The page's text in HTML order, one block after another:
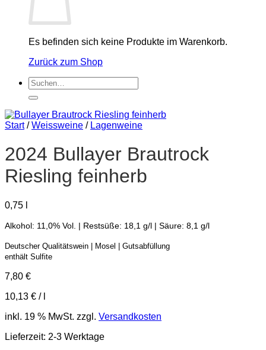
Es befinden sich keine Produkte im Warenkorb.
Zurück zum Shop
Suchen
nach:
Start / Weissweine / Lagenweine
2024 Bullayer Brautrock
Riesling feinherb
0,75
Alkohol: 11,0% Vol. | Restsüße: 18,1 g/l | Säure: 8,1 g/l
Deutscher Qualitätswein | Mosel | Gutsabfüllung
enthält Sulfite
7,80 €
10,13 € /
inkl. 19 % MwSt. zzgl. Versandkosten
Lieferzeit: 2-3 Werktage